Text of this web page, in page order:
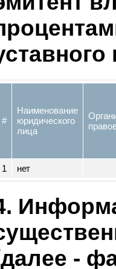
3.
лиц, в
эмитент
Наименование
лица
1 нет